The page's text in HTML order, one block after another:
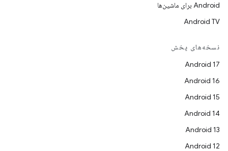
Android برای ماشین‌ها
Android TV
نسخه‌های پخش
Android 17
Android 16
Android 15
Android 14
Android 13
Android 12